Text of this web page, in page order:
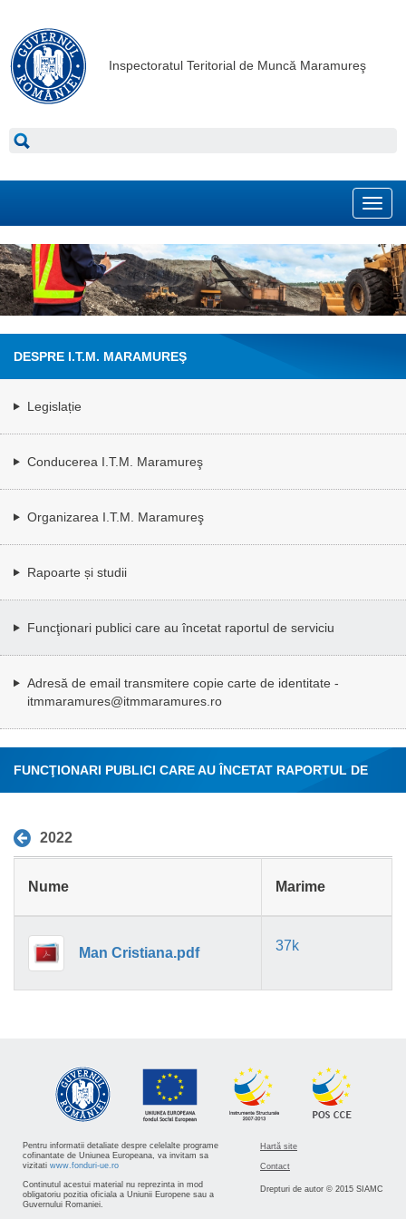
Inspectoratul Teritorial de Muncă Maramureş
DESPRE I.T.M. MARAMUREŞ
Legislație
Conducerea I.T.M. Maramureş
Organizarea I.T.M. Maramureş
Rapoarte și studii
Funcţionari publici care au încetat raportul de serviciu
Adresă de email transmitere copie carte de identitate -
itmmaramures@itmmaramures.ro
FUNCŢIONARI PUBLICI CARE AU ÎNCETAT RAPORTUL DE
2022
Nume Marime
Man Cristiana.pdf 37k
Pentru informatii detaliate despre celelalte programe
cofinantate de Uniunea Europeana, va invitam sa
vizitati www.fonduri-ue.ro
Continutul acestui material nu reprezinta in mod
obligatoriu pozitia oficiala a Uniunii Europene sau a
Guvernului Romaniei.
Hartă site
Contact
Drepturi de autor © 2015 SIAMC